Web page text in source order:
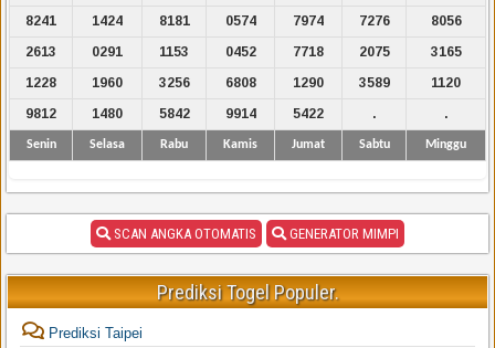
8241
1424 8181 0574 7974 7276
8056
2613
0291 1153 0452 7718 2075
3165
1228
1960 3256 6808 1290 3589
1120
9812
1480 5842 9914 5422 . .
Senin Selasa Rabu Kamis Jumat Sabtu Minggu
SCAN ANGKA OTOMATIS GENERATOR MIMPI
Prediksi Togel Populer.
Prediksi Taipei